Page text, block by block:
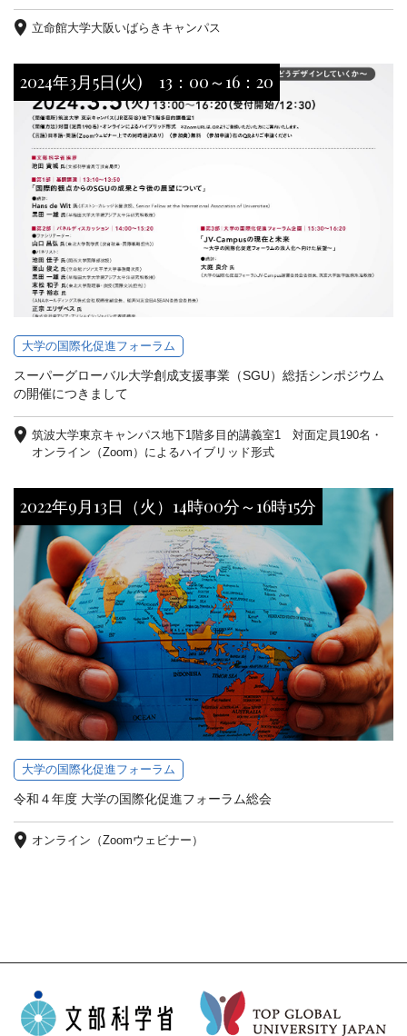
立命館大学大阪いばらきキャンパス
2024年3月5日(火) 13：00～16：20
大学の国際化促進フォーラム
スーパーグローバル大学創成支援事業（SGU）総括シンポジウム
の開催につきまして
筑波大学東京キャンパス地下1階多目的講義室1 対面定員190名・
オンライン（Zoom）によるハイブリッド形式
2022年9月13日（火）14時00分～16時15分
大学の国際化促進フォーラム
令和４年度 大学の国際化促進フォーラム総会
オンライン（Zoomウェビナー）